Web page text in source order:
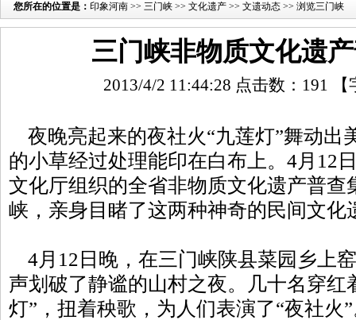
您所在的位置是： 印象河南 >> 三门峡 >> 文化遗产 >> 文遗动态 >> 浏览三门峡
三门峡非物质文化遗
2013/4/2 11:44:28 点击数： 191
夜晚亮起来的夜社火“九莲灯”舞动出
的小草经过处理能印在白布上。4月12
文化厅组织的全省非物质文化遗产普查
峡，亲身目睹了这两种神奇的民间文化
4月12日晚，在三门峡陕县菜园乡上
声划破了静谧的山村之夜。几十名穿红
灯”，扭着秧歌，为人们表演了“夜社火